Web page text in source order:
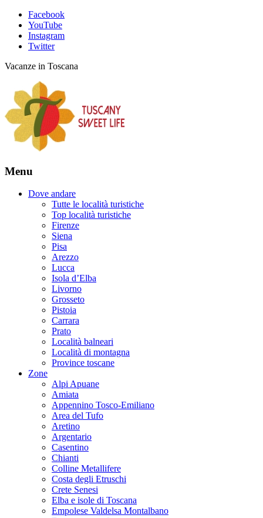
Facebook
YouTube
Instagram
Twitter
Vacanze in Toscana
Menu
Dove andare
Tutte le località turistiche
Top località turistiche
Firenze
Siena
Pisa
Arezzo
Lucca
Isola d’Elba
Livorno
Grosseto
Pistoia
Carrara
Prato
Località balneari
Località di montagna
Province toscane
Zone
Alpi Apuane
Amiata
Appennino Tosco-Emiliano
Area del Tufo
Aretino
Argentario
Casentino
Chianti
Colline Metallifere
Costa degli Etruschi
Crete Senesi
Elba e isole di Toscana
Empolese Valdelsa Montalbano